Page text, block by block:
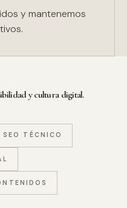
y mantenemos
y cultura digital.
SEO TÉCNICO